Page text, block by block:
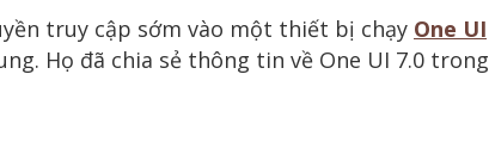
truy cập sớm vào một thiết bị chạy One UI
Họ đã chia sẻ thông tin về One UI 7.0 trong